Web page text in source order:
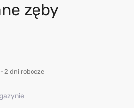
zęby
2 dni robocze